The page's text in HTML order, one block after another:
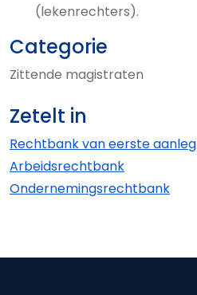
(lekenrechters).
Categorie
Zittende magistraten
Zetelt in
Rechtbank van eerste aanleg
Arbeids­rechtbank
Ondernemings­rechtbank